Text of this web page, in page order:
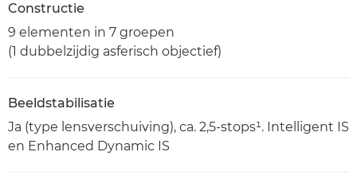
Constructie
9 elementen in 7 groepen
(1 dubbelzijdig asferisch objectief)
Beeldstabilisatie
Ja (type lensverschuiving), ca. 2,5-stops¹. Intelligent IS
en Enhanced Dynamic IS